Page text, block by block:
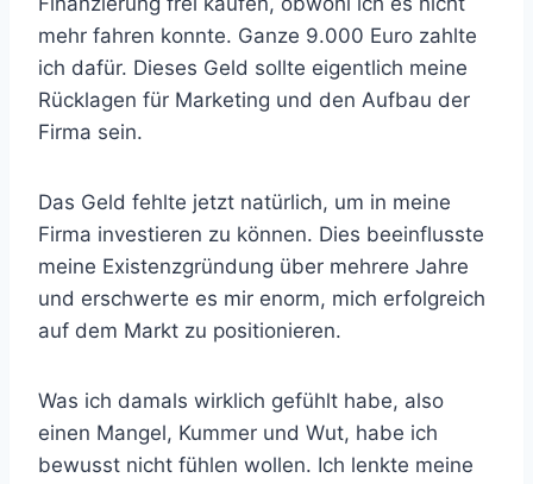
mehr fahren konnte. Ganze 9.000 Euro zahlte
ich dafür. Dieses Geld sollte eigentlich meine
Rücklagen für Marketing und den Aufbau der
Firma sein.
Das Geld fehlte jetzt natürlich, um in meine
Firma investieren zu können. Dies beeinflusste
meine Existenzgründung über mehrere Jahre
und erschwerte es mir enorm, mich erfolgreich
auf dem Markt zu positionieren.
Was ich damals wirklich gefühlt habe, also
einen Mangel, Kummer und Wut, habe ich
bewusst nicht fühlen wollen. Ich lenkte meine